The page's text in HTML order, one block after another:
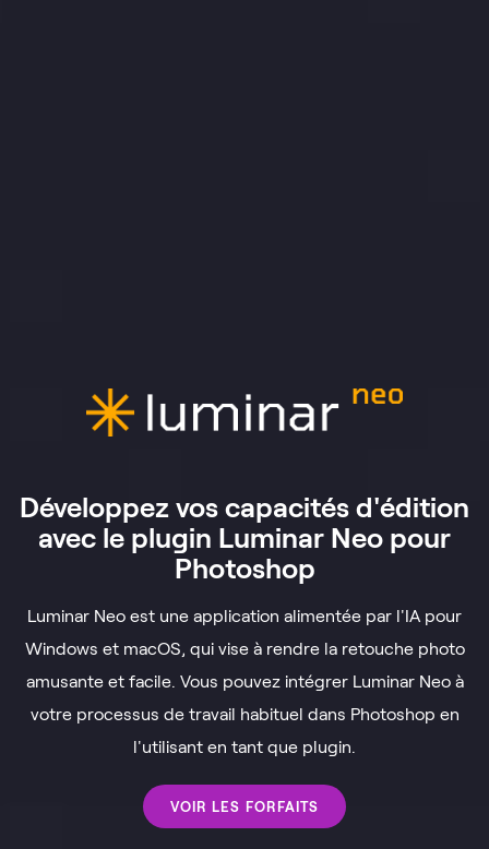
Développez vos capacités d'édition
avec le plugin Luminar Neo pour
Photoshop
Luminar Neo est une application alimentée par l'IA pour
Windows et macOS, qui vise à rendre la retouche photo
amusante et facile. Vous pouvez intégrer Luminar Neo à
votre processus de travail habituel dans Photoshop en
l'utilisant en tant que plugin.
VOIR LES FORFAITS